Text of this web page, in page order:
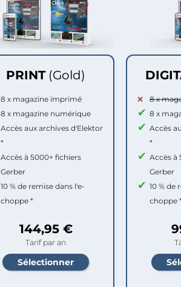
PRINT (Gold)
8 x magazine imprimé
8 x magazine numérique
Accès aux archives d'Elektor
*
Accès à 5000+ fichiers
Gerber
10 % de remise dans l'e-
choppe *
144,95 €
Tarif par an
8 x
8 x
Accès
*
Accès à
Gerber
10 % de
choppe